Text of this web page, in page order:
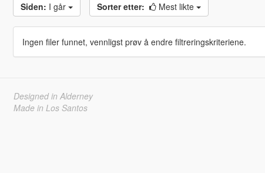
Siden: I går Sorter etter: Mest likte
Ingen filer funnet, vennligst prøv å endre filtreringskriteriene.
Designed in Alderney
Made in Los Santos